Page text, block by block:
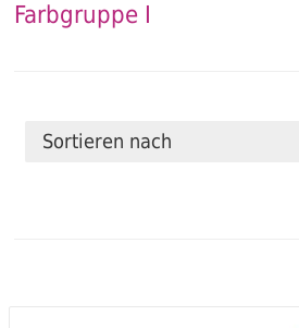
Farbgruppe I
Sortieren nach